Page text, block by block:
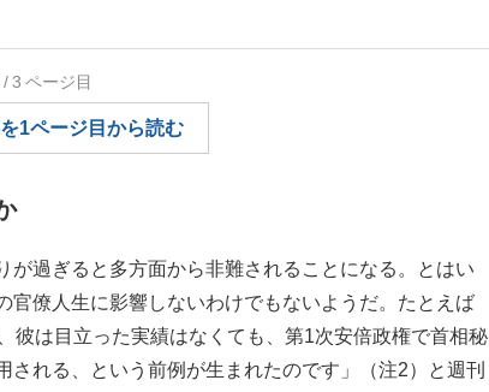
もっと見る
/3 ページ目
1ページ目から読む
過ぎると多方面から非難されることになる。とはい
官僚人生に影響しないわけでもないようだ。たとえば
彼は目立った実績はなくても、第1次安倍政権で首相秘
れる、という前例が生まれたのです」（注2）と週刊